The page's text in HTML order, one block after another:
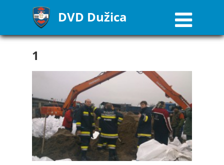
DVD Dužica
1